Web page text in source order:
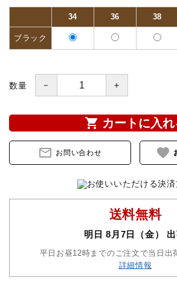
馬プロテクター・肢巻・わんこ
鞍・サドル用品・腹帯
調教用具
34 36 38
ブラック
数量 － ＋
shopping_cart カートに入れ
mail_outline お問い合わせ favorite
送料無料
明日 8月7日（金）
平日お昼12時までのご注文で当日出
詳細情報